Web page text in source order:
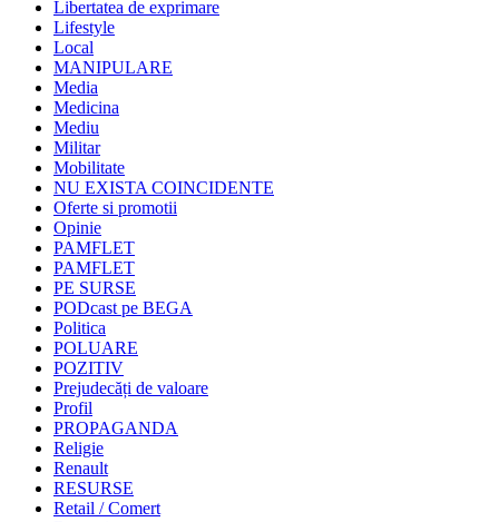
Libertatea de exprimare
Lifestyle
Local
MANIPULARE
Media
Medicina
Mediu
Militar
Mobilitate
NU EXISTA COINCIDENTE
Oferte si promotii
Opinie
PAMFLET
PAMFLET
PE SURSE
PODcast pe BEGA
Politica
POLUARE
POZITIV
Prejudecăți de valoare
Profil
PROPAGANDA
Religie
Renault
RESURSE
Retail / Comert